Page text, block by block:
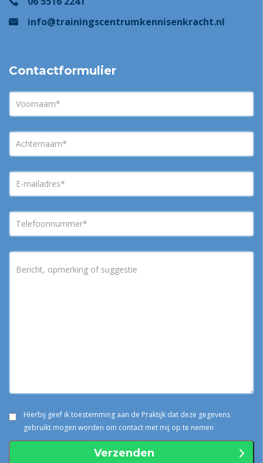
info@trainingscentrumkennisenkracht.nl
Contactformulier
Hierbij geef ik toestemming aan de Praktijk dat deze gegevens
gebruikt mogen worden om contact met mij op te nemen